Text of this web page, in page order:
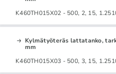
K460TH015X02 - 500, 2, 15,
Kylmätyöteräs lattatanko,
mm
K460TH015X03 - 500, 3, 15,